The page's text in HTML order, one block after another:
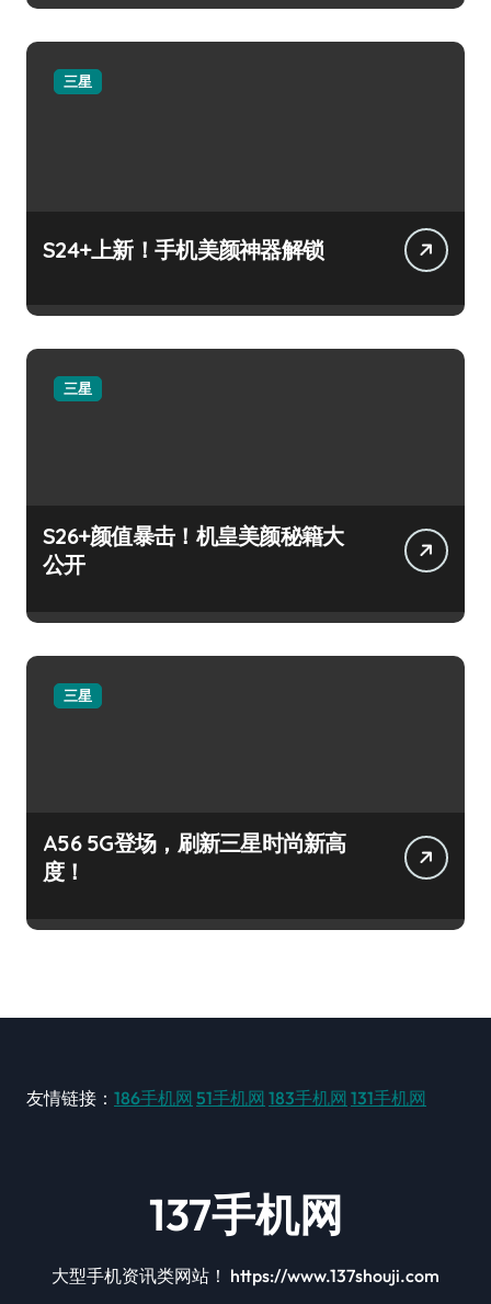
三星
S24+上新！手机美颜神器解锁
三星
S26+颜值暴击！机皇美颜秘籍大
公开
三星
A56 5G登场，刷新三星时尚新高
度！
友情链接： 186手机网 51手机网 183手机网 131手机网
137手机网
大型手机资讯类网站！ https://www.137shouji.com